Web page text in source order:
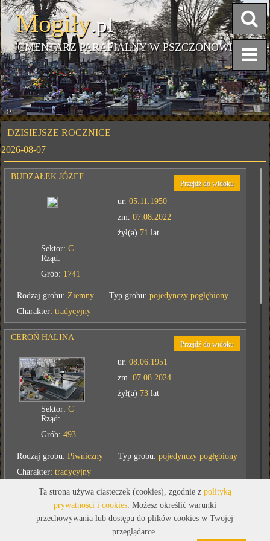
Mogiły.pl
CMENTARZ PARAFIALNY W PSZCZONOWIE
DZISIEJSZE ROCZNICE
2026-08-07
BUDZAŁEK JÓZEF
Przejdź do widoku
ur.05.11.1950
zm.07.08.2022
żył(a) 71 lat
Sektor:C
Rząd:
Grób: 1741
Rodzaj grobu:Ziemny Typ grobu:pojedynczy pogłębiony
Charakter:tradycyjny
CEROŃ HALINA
Przejdź do widoku
ur.08.06.1951
zm.07.08.2024
żył(a) 73 lat
Sektor:C
Rząd:
Grób:493
Rodzaj grobu:Piwniczny Typ grobu:pojedynczy pogłębiony
Charakter:tradycyjny
IDRIAN WŁADYSŁAWA
Przejdź do widoku
ur.1925
zm. 07.08.2007
Ta strona używa ciasteczek (cookies), zgodnie z polityką
prywatności i cookies. Możesz określić warunki
przechowywania lub dostępu do plików cookies w Twojej
przeglądarce.